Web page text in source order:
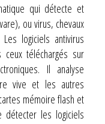
qui détecte et
ou virus, chevaux
logiciels antivirus
téléchargés sur
Il analyse
vive et les autres
mémoire flash et
détecter les logiciels